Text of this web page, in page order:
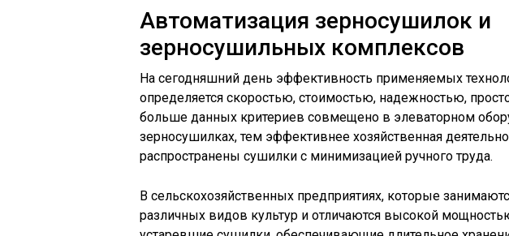
Автоматизация зерносушилок и
зерносушильных комплексов
На сегодняшний день эффективность применяемых
определяется скоростью, стоимостью, надежностью,
больше данных критериев совмещено в элеваторном
зерносушилках, тем эффективнее хозяйственная
распространены сушилки с минимизацией ручного труда.
В сельскохозяйственных предприятиях, которые
различных видов культур и отличаются высокой